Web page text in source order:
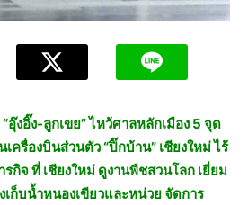
งอิ๊ง-ลูกเขย” ไหว้ศาลหลักเมือง 5 จุด
ครื่องบินส่วนตัว “ปิ๊กบ้าน” เชียงใหม่ ไร้
รกิจ ที่ เชียงใหม่ ดูงานพืชสวนโลก เยี่ยม
เก็บน้ำหนองเขียวและหน่วย จัดการ